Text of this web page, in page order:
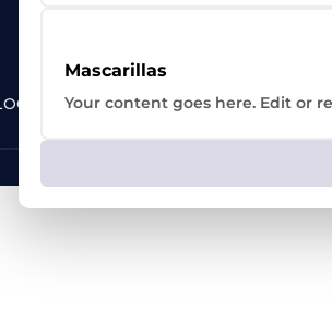
Mascarillas
Your content goes here. Edit or
19001 Guadalajara